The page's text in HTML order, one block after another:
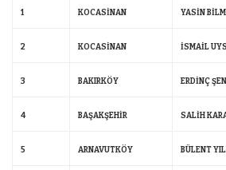
1 KOCASİNAN YASİN
2 KOCASİNAN İSMAİL
3 BAKIRKÖY ERDİNÇ
4 BAŞAKŞEHİR SALİH
5 ARNAVUTKÖY BÜLENT